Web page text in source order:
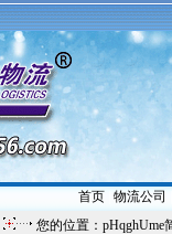
首页| 物流公司
您的位置：pHqghUme